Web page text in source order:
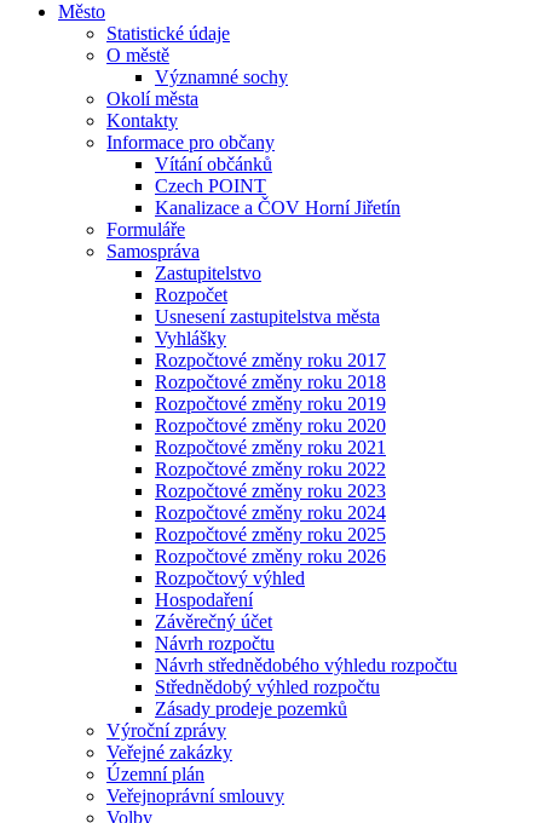
Město
Statistické údaje
O městě
Významné sochy
Okolí města
Kontakty
Informace pro občany
Vítání občánků
Czech POINT
Kanalizace a ČOV Horní Jiřetín
Formuláře
Samospráva
Zastupitelstvo
Rozpočet
Usnesení zastupitelstva města
Vyhlášky
Rozpočtové změny roku 2017
Rozpočtové změny roku 2018
Rozpočtové změny roku 2019
Rozpočtové změny roku 2020
Rozpočtové změny roku 2021
Rozpočtové změny roku 2022
Rozpočtové změny roku 2023
Rozpočtové změny roku 2024
Rozpočtové změny roku 2025
Rozpočtové změny roku 2026
Rozpočtový výhled
Hospodaření
Závěrečný účet
Návrh rozpočtu
Návrh střednědobého výhledu rozpočtu
Střednědobý výhled rozpočtu
Zásady prodeje pozemků
Výroční zprávy
Veřejné zakázky
Územní plán
Veřejnoprávní smlouvy
Volby